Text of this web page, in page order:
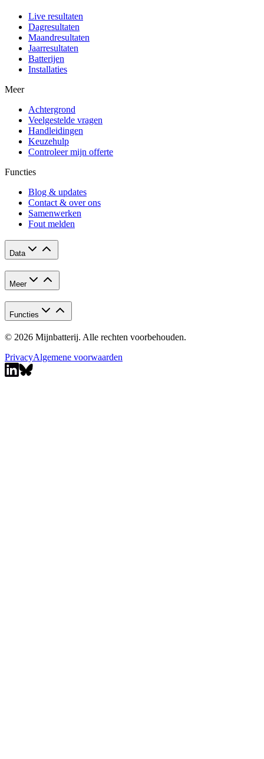
Live resultaten
Dagresultaten
Maandresultaten
Jaarresultaten
Batterijen
Installaties
Meer
Achtergrond
Veelgestelde vragen
Handleidingen
Keuzehulp
Controleer mijn offerte
Functies
Blog & updates
Contact & over ons
Samenwerken
Fout melden
Data
Meer
Functies
© 2026 Mijnbatterij. Alle rechten voorbehouden.
PrivacyAlgemene voorwaarden